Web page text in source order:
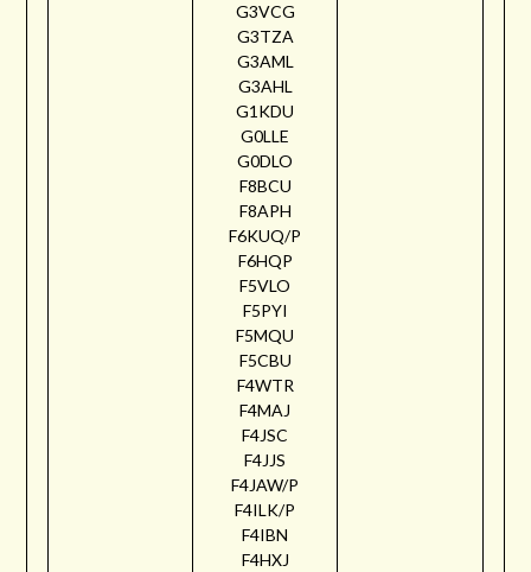
G3VCG
G3TZA
G3AML
G3AHL
G1KDU
G0LLE
G0DLO
F8BCU
F8APH
F6KUQ/P
F6HQP
F5VLO
F5PYI
F5MQU
F5CBU
F4WTR
F4MAJ
F4JSC
F4JJS
F4JAW/P
F4ILK/P
F4IBN
F4HXJ